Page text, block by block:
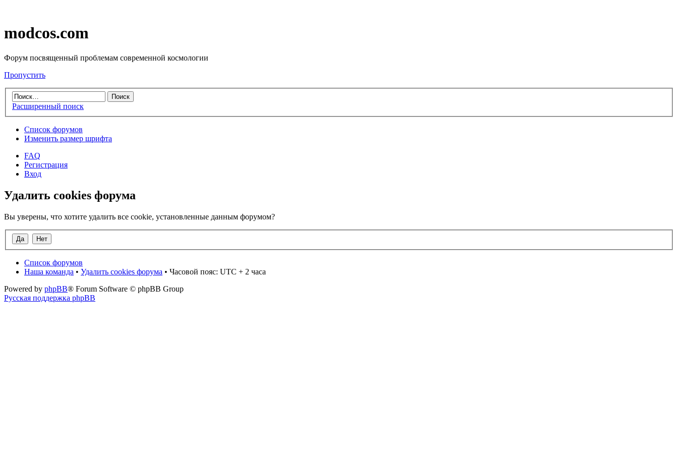
modcos.com
Форум посвященный проблемам современной космологии
Пропустить
Расширенный поиск
Список форумов
Изменить размер шрифта
FAQ
Регистрация
Вход
Удалить cookies форума
Вы уверены, что хотите удалить все cookie, установленные данным форумом?
Список форумов
Наша команда • Удалить cookies форума • Часовой пояс: UTC + 2 часа
Powered by phpBB® Forum Software © phpBB Group
Русская поддержка phpBB